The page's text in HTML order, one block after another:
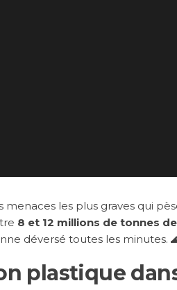
les plus graves qui
8 et 12 millions de tonnes
déversé toutes les minutes.
plastique